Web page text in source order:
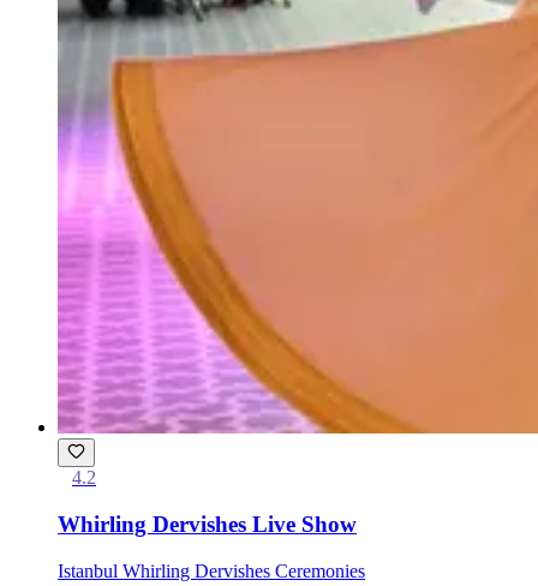
4.2
Whirling Dervishes Live Show
Istanbul Whirling Dervishes Ceremonies